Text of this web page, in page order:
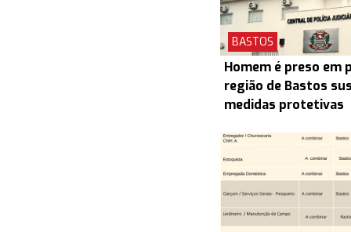
BASTOS
Homem é preso em
região de Bastos
medidas protetivas